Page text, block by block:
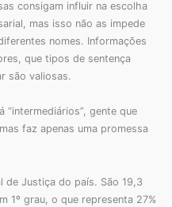
consigam influir na escolha
mas isso não as impede
nomes. Informações
que tipos de sentença
são valiosas.
“intermediários”, gente que
faz apenas uma promessa
de Justiça do país. São 19,3
1º grau, o que representa 27%